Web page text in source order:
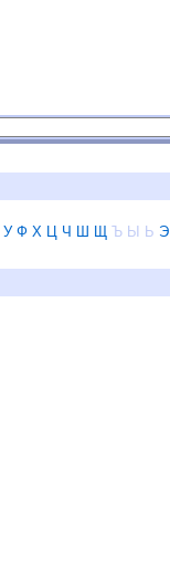
У Ф Х Ц Ч Ш Щ Ъ Ы Ь Э